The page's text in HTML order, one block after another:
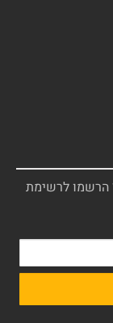
הרשמו לרשימת